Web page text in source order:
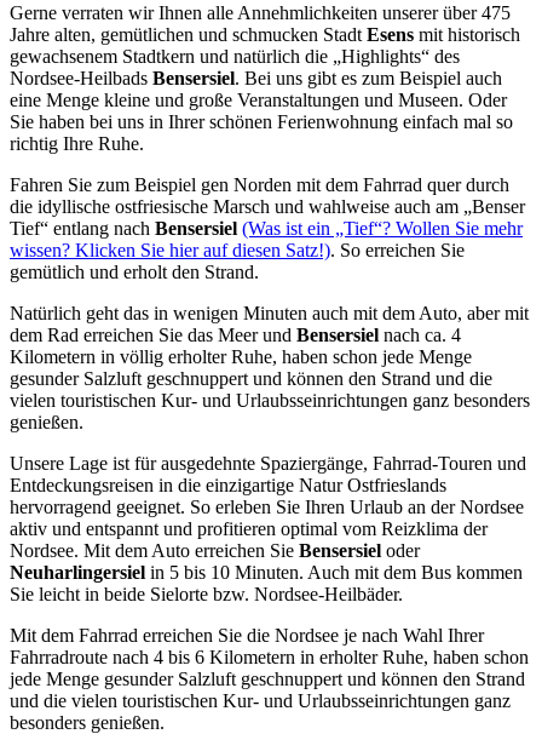
Gerne verraten wir Ihnen alle Annehmlichkeiten unserer über 475
Jahre alten, gemütlichen und schmucken Stadt Esens mit historisch
gewachsenem Stadtkern und natürlich die „Highlights“ des
Nordsee-Heilbads Bensersiel. Bei uns gibt es zum Beispiel auch
eine Menge kleine und große Veranstaltungen und Museen. Oder
Sie haben bei uns in Ihrer schönen Ferienwohnung einfach mal so
richtig Ihre Ruhe.
Fahren Sie zum Beispiel gen Norden mit dem Fahrrad quer durch
die idyllische ostfriesische Marsch und wahlweise auch am „Benser
Tief“ entlang nach Bensersiel (Was ist ein „Tief“? Wollen Sie mehr
wissen? Klicken Sie hier auf diesen Satz!). So erreichen Sie
gemütlich und erholt den Strand.
Natürlich geht das in wenigen Minuten auch mit dem Auto, aber mit
dem Rad erreichen Sie das Meer und Bensersiel nach ca. 4
Kilometern in völlig erholter Ruhe, haben schon jede Menge
gesunder Salzluft geschnuppert und können den Strand und die
vielen touristischen Kur- und Urlaubsseinrichtungen ganz besonders
genießen.
Unsere Lage ist für ausgedehnte Spaziergänge, Fahrrad-Touren und
Entdeckungsreisen in die einzigartige Natur Ostfrieslands
hervorragend geeignet. So erleben Sie Ihren Urlaub an der Nordsee
aktiv und entspannt und profitieren optimal vom Reizklima der
Nordsee. Mit dem Auto erreichen Sie Bensersiel oder
Neuharlingersiel in 5 bis 10 Minuten. Auch mit dem Bus kommen
Sie leicht in beide Sielorte bzw. Nordsee-Heilbäder.
Mit dem Fahrrad erreichen Sie die Nordsee je nach Wahl Ihrer
Fahrradroute nach 4 bis 6 Kilometern in erholter Ruhe, haben schon
jede Menge gesunder Salzluft geschnuppert und können den Strand
und die vielen touristischen Kur- und Urlaubsseinrichtungen ganz
besonders genießen.